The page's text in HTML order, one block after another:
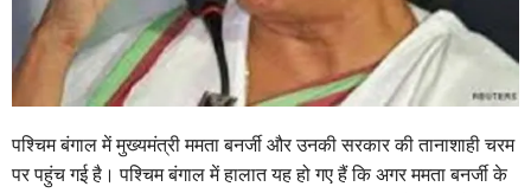
पश्चिम बंगाल में मुख्यमंत्री ममता बनर्जी और उनकी सरकार की तानाशाही चरम
पर पहुंच गई है। पश्चिम बंगाल में हालात यह हो गए हैं कि अगर ममता बनर्जी के